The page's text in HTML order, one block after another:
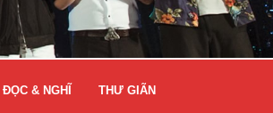
ĐỌC & NGHĨ THƯ GIÃN